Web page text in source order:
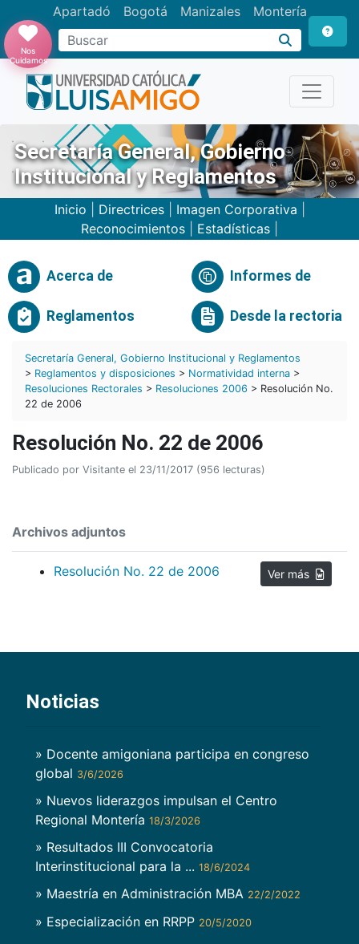
Apartadó Bogotá Manizales Montería
Buscar
Nos
Cuidamos
Secretaría General, Gobierno
Institucional y Reglamentos
Inicio Directrices| Imagen Corporativa
Reconocimientos
Estadísticas
Acerca de Informes de
Reglamentos Desde la rectoria
Secretaría General, Gobierno Institucional y Reglamentos
> Reglamentos y disposiciones > Normatividad interna >
Resoluciones Rectorales > Resoluciones 2006 > Resolución No.
22 de 2006
Resolución No. 22 de 2006
Publicado por Visitante el 23/11/2017 (956 lecturas)
Archivos adjuntos
Resolución No. 22 de 2006
Noticias
» Docente amigoniana participa en congreso
global 3/6/2026
» Nuevos liderazgos impulsan el Centro
Regional Montería 18/3/2026
» Resultados III Convocatoria
Interinstitucional para la ... 18/6/2024
» Maestría en Administración MBA 22/2/2022
» Especialización en RRPP 20/5/2020